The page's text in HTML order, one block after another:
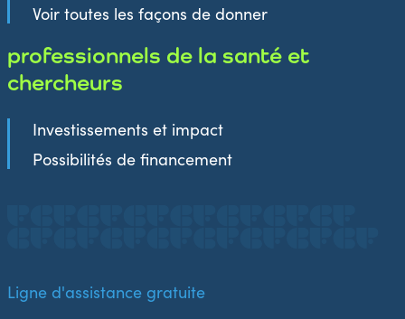
Voir toutes les façons de donner
professionnels de la santé et
chercheurs
Investissements et impact
Possibilités de financement
Ligne d'assistance gratuite